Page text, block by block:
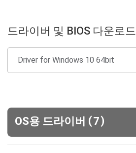
드라이버 및 BIOS 다운로드
OS용 드라이버 (7)